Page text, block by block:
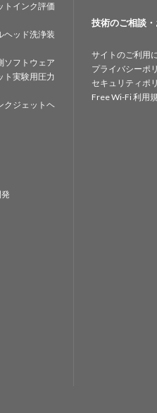
トインク評価
ヘッド洗浄装
ソフトウェア
ト実験用圧力
クジェットヘ
技術のご相談
サイトのご利用
プライバシーポ
セキュリティポ
Free Wi-Fi 利用